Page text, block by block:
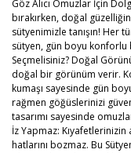
Göz Alıcı Omuzlar İçin
bırakırken, doğal
sütyenimizle tanışın! Her
sütyen, gün boyu konforlu
Seçmelisiniz? Doğal
doğal bir görünüm verir.
kumaşı sayesinde gün
rağmen göğüslerinizi
tasarımı sayesinde
İz Yapmaz:
hatlarını bozmaz. Bu